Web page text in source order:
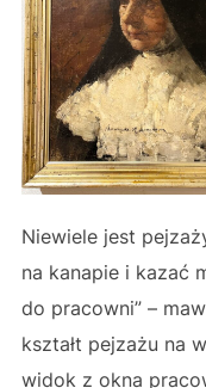
Niewiele jest
na kanapie i kazać
do pracowni” –
kształt pejzażu na
widok z okna